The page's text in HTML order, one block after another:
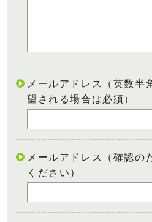
メールアドレス（英数半
望される場合は必須）
メールアドレス（確認の
ください）